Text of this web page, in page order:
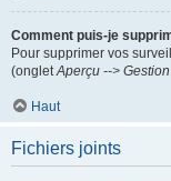
Comment puis-je
Pour supprimer vos
(ongletAperçu -->
Haut
Fichiers joints